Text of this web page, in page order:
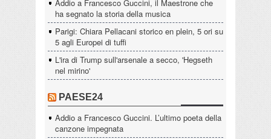
Addio a Francesco Guccini, il Maestrone che
ha segnato la storia della musica
Parigi: Chiara Pellacani storico en plein, 5 ori su
5 agli Europei di tuffi
L'ira di Trump sull'arsenale a secco, 'Hegseth
nel mirino'
PAESE24
Addio a Francesco Guccini. L’ultimo poeta della
canzone impegnata